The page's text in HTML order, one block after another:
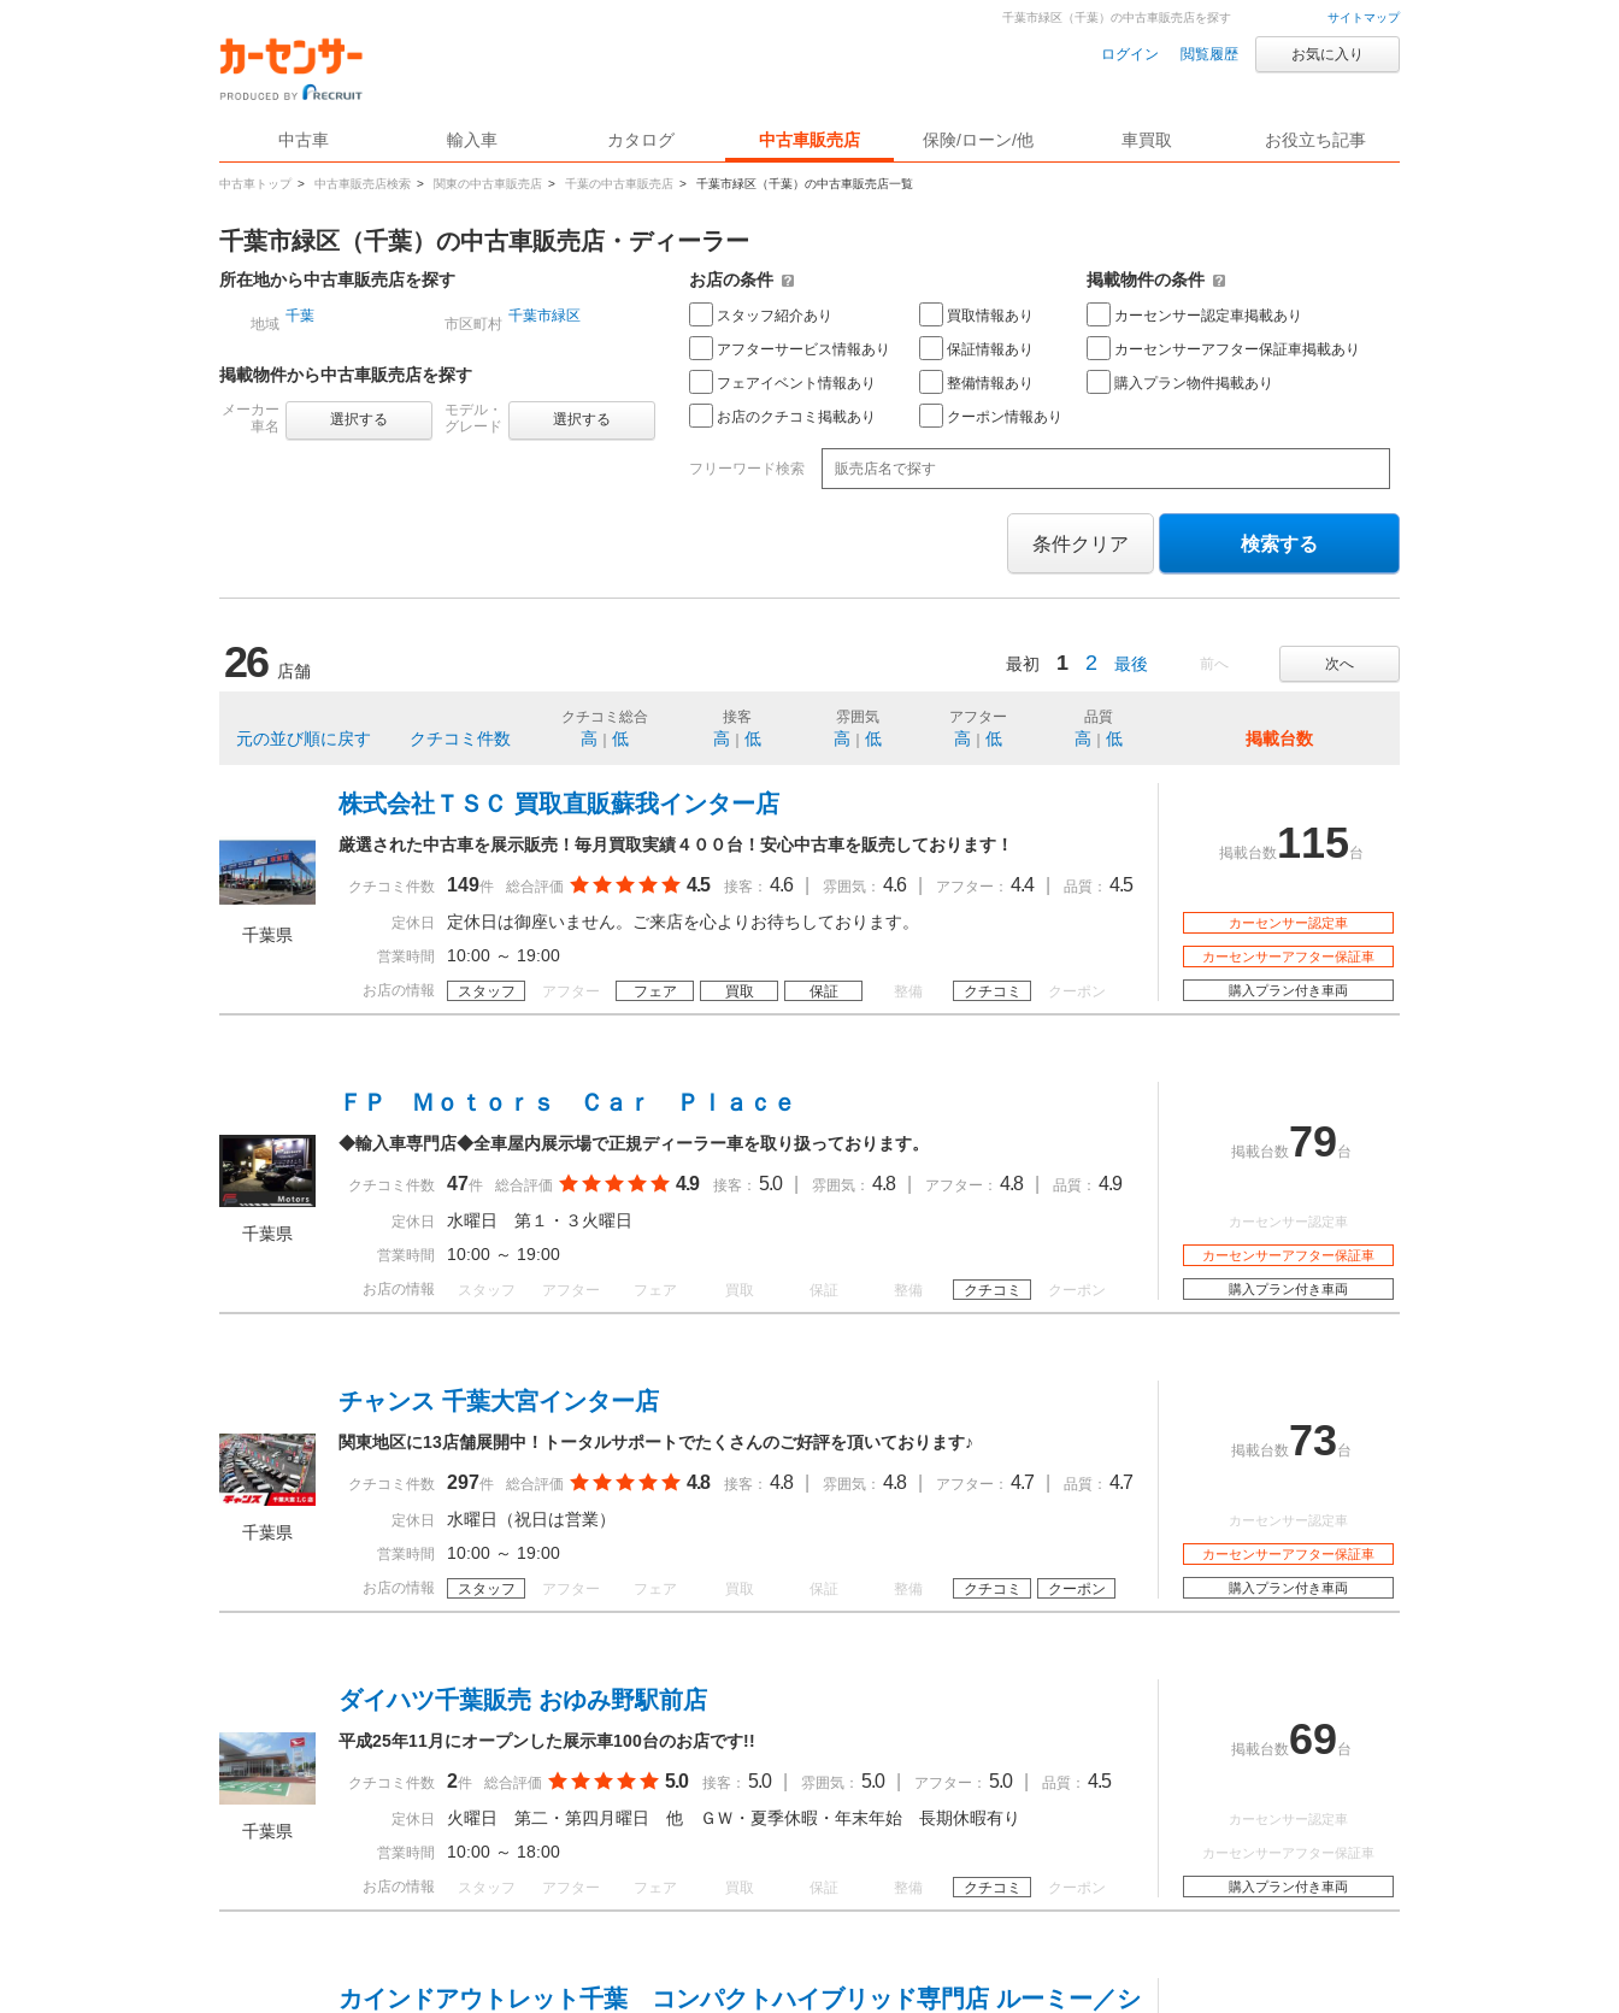
サイトマップ
ログイン 閲覧履歴 お気に入り
中古車 輸入車 カタログ 中古車販売店 保険/ローン/他 車買取 お役立ち記事
中古車トップ > 中古車販売店検索 > 関東の中古車販売店 > 千葉の中古車販売店 > 千葉市緑区（千葉）の中古車販売店一覧
千葉市緑区（千葉）の中古車販売店を探す
千葉市緑区（千葉）の中古車販売店・ディーラー
所在地から中古車販売店を探す
地域 千葉 市区町村 千葉市緑区
掲載物件から中古車販売店を探す
メーカー
車名
選択する
モデル・
グレード
選択する
お店の条件
スタッフ紹介あり
アフターサービス情報あり
フェアイベント情報あり
お店のクチコミ掲載あり
買取情報あり
保証情報あり
整備情報あり
クーポン情報あり
掲載物件の条件
カーセンサー認定車掲載あり
カーセンサーアフター保証車掲載あり
購入プラン物件掲載あり
フリーワード検索
条件クリア 検索する
26 店舗 前へ 次へ
最初 1 2 最後
元の並び順に戻す クチコミ件数
クチコミ総合
高 低
接客
高 低
雰囲気
高 低
アフター
高 低
品質
高 低 掲載台数
千葉県
株式会社ＴＳＣ 買取直販蘇我インター店
厳選された中古車を展示販売！毎月買取実績４００台！安心中古車を販売しております！
クチコミ件数 149件 総合評価 4.5 接客： 4.6 雰囲気： 4.6 アフター： 4.4 品質： 4.5
定休日 定休日は御座いません。ご来店を心よりお待ちしております。
営業時間 10:00 ～ 19:00
お店の情報 スタッフ アフター フェア 買取 保証 整備 クチコミ クーポン
掲載台数 115台
カーセンサー認定車
カーセンサーアフター保証車
購入プラン付き車両
千葉県
ＦＰ Ｍｏｔｏｒｓ Ｃａｒ Ｐｌａｃｅ
◆輸入車専門店◆全車屋内展示場で正規ディーラー車を取り扱っております。
クチコミ件数 47件 総合評価 4.9 接客： 5.0 雰囲気： 4.8 アフター： 4.8 品質： 4.9
定休日 水曜日 第１・３火曜日
営業時間 10:00 ～ 19:00
お店の情報 スタッフ アフター フェア 買取 保証 整備 クチコミ クーポン
掲載台数79台
カーセンサー認定車
カーセンサーアフター保証車
購入プラン付き車両
千葉県
チャンス 千葉大宮インター店
関東地区に13店舗展開中！トータルサポートでたくさんのご好評を頂いております♪
クチコミ件数 297件 総合評価 4.8 接客： 4.8 雰囲気： 4.8 アフター： 4.7 品質： 4.7
定休日 水曜日（祝日は営業）
営業時間 10:00 ～ 19:00
お店の情報 スタッフ アフター フェア 買取 保証 整備 クチコミ クーポン
掲載台数73台
カーセンサー認定車
カーセンサーアフター保証車
購入プラン付き車両
千葉県
ダイハツ千葉販売 おゆみ野駅前店
平成25年11月にオープンした展示車100台のお店です!!
クチコミ件数 2件 総合評価 5.0 接客： 5.0 雰囲気： 5.0 アフター： 5.0 品質： 4.5
定休日 火曜日 第二・第四月曜日 他 ＧＷ・夏季休暇・年末年始 長期休暇有り
営業時間 10:00 ～ 18:00
お店の情報 スタッフ アフター フェア 買取 保証 整備 クチコミ クーポン
掲載台数69台
カーセンサー認定車
カーセンサーアフター保証車
購入プラン付き車両
カインドアウトレット千葉 コンパクトハイブリッド専門店 ルーミー／シ